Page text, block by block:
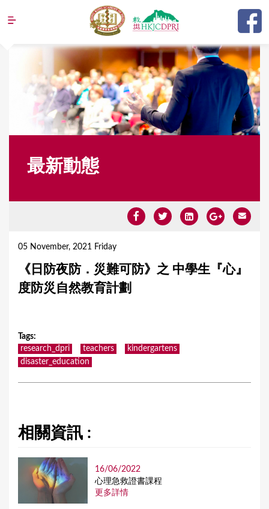
Jump to navigation
最新動態
05 November, 2021 Friday
《日防夜防．災難可防》之 中學生『心』
度防災自然教育計劃
Tags:
research_dpri
teachers
kindergartens
disaster_education
相關資訊 :
16/06/2022
⼼理急救證書課程
更多詳情